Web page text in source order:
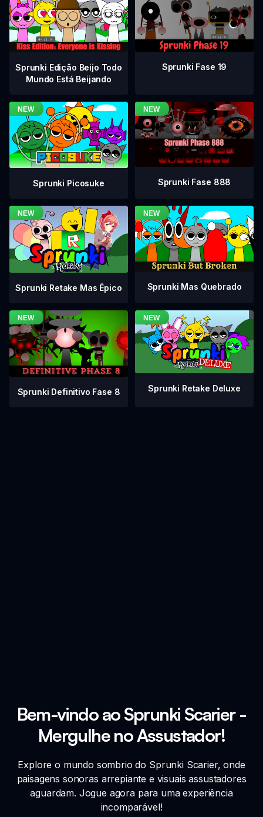
Sprunki Edição Beijo Todo
Mundo Está Beijando
Sprunki Fase 19
Sprunki Picosuke Sprunki Fase 888
Sprunki Retake Mas Épico Sprunki Mas Quebrado
Sprunki Definitivo Fase 8 Sprunki Retake Deluxe
Bem-vindo ao Sprunki Scarier -
Mergulhe no Assustador!
Explore o mundo sombrio do Sprunki Scarier, onde
paisagens sonoras arrepiante e visuais assustadores
aguardam. Jogue agora para uma experiência
incomparável!